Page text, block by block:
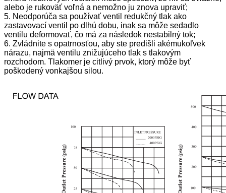
alebo je rukoväť voľná a nemožno ju znova upraviť;
5. Neodporúča sa používať ventil redukčný tlak ako
zastavovací ventil po dlhú dobu, inak sa môže sedadlo
ventilu deformovať, čo má za následok nestabilný tok;
6. Zvládnite s opatrnosťou, aby ste predišli akémukoľvek
nárazu, najmä ventilu znižujúceho tlak s tlakovým
rozchodom. Tlakomer je citlivý prvok, ktorý môže byť
poškodený vonkajšou silou.